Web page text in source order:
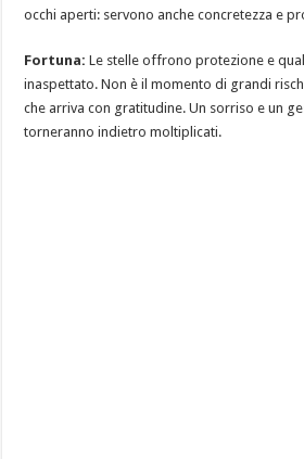
occhi aperti: servono anche concretezza e
Fortuna: Le stelle offrono protezione e
inaspettato. Non è il momento di grandi
che arriva con gratitudine. Un sorriso e un
torneranno indietro moltiplicati.